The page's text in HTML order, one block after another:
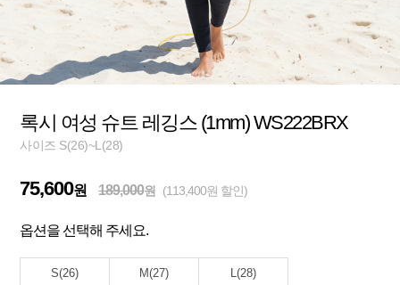
록시 여성 슈트 레깅스 (1mm) WS222BRX
사이즈 S(26)~L(28)
75,600원 189,000원 (113,400원 할인)
옵션을 선택해 주세요.
S(26) M(27) L(28)